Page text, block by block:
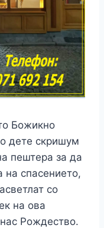
Божикно
дете скришум
пештера за да
на спасението,
со
на ова
нас Рождество.